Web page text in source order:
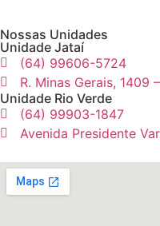
Nossas Unidades
Unidade Jataí
(64) 99606-5724
R. Minas Gerais, 1409
Unidade Rio Verde
(64) 99903-1847
Avenida Presidente